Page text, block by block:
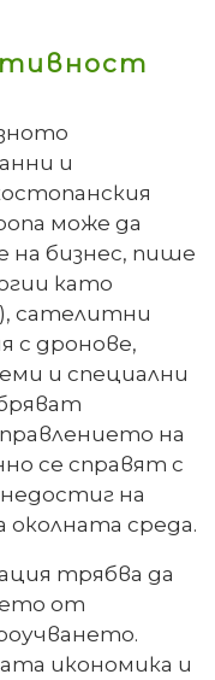
и
може да
на бизнес, пише
като
сателитни
с дронове,
и специални
на
се справят с
на
околната среда.
трябва да
от
икономика и